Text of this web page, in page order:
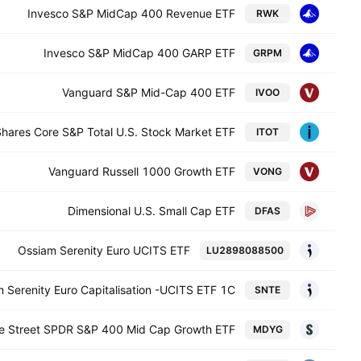
RWK
Invesco S&P MidCap 400 Revenue ETF
GRPM
Invesco S&P MidCap 400 GARP ETF
IVOO
Vanguard S&P Mid-Cap 400 ETF
ITOT
Core S&P Total U.S. Stock Market ETF
VONG
Vanguard Russell 1000 Growth ETF
DFAS
Dimensional U.S. Small Cap ETF
LU2898088500
Ossiam Serenity Euro UCITS ETF
SNTE
Serenity Euro Capitalisation -UCITS ETF 1C-
MDYG
Street SPDR S&P 400 Mid Cap Growth ETF